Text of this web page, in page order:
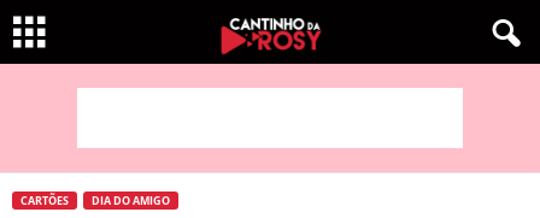
CARTÕES DIA DO AMIGO